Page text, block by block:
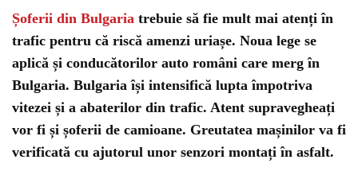
Șoferii din Bulgaria trebuie să fie mult mai atenți în
trafic pentru că riscă amenzi uriașe. Noua lege se
aplică și conducătorilor auto români care merg în
Bulgaria. Bulgaria își intensifică lupta împotriva
vitezei și a abaterilor din trafic. Atent supravegheați
vor fi și șoferii de camioane. Greutatea mașinilor va fi
verificată cu ajutorul unor senzori montați în asfalt.